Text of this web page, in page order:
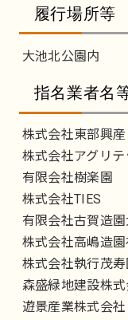
履行場所等
大池北公園内
指名業者名
株式会社東部興産
株式会社アグリ
有限会社樹楽園
株式会社TIES
有限会社古賀造
株式会社高嶋造
株式会社執行茂
森盛緑地建設株
遊景産業株式会社